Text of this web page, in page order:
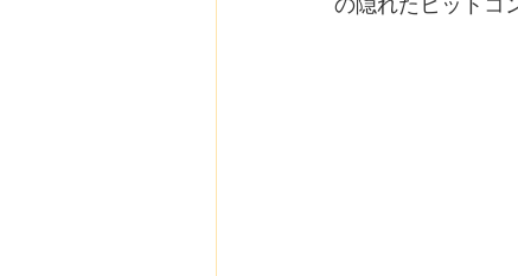
の隠れたヒットコ